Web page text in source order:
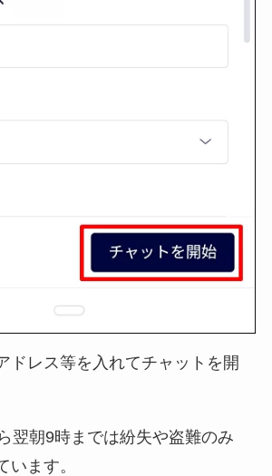
ドレス等を入れてチャットを開
翌朝9時までは紛失や盗難のみ
います。